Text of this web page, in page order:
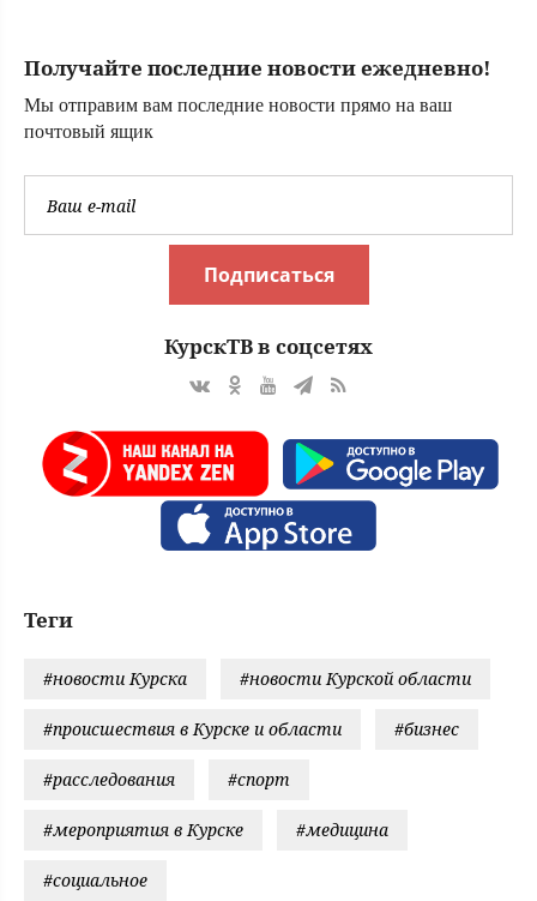
Получайте последние новости ежедневно!
Мы отправим вам последние новости прямо на ваш
почтовый ящик
Подписаться
КурскТВ в соцсетях
Теги
#новости Курска #новости Курской области
#происшествия в Курске и области #бизнес
#расследования #спорт
#мероприятия в Курске #медицина
#социальное